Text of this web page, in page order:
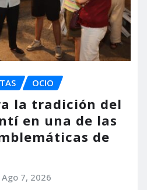
OCIO
la tradición del
en una de las
de
Ago 7, 2026